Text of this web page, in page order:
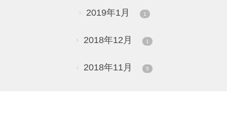
2019年1月 1
2018年12月 1
2018年11月 5